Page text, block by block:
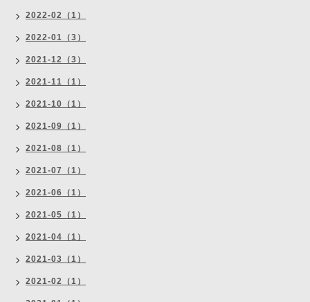
2022-02（1）
2022-01（3）
2021-12（3）
2021-11（1）
2021-10（1）
2021-09（1）
2021-08（1）
2021-07（1）
2021-06（1）
2021-05（1）
2021-04（1）
2021-03（1）
2021-02（1）